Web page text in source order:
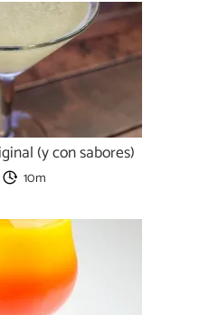
(y con sabores)
10m